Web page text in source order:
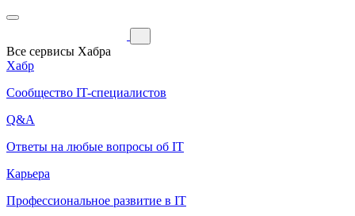
Все сервисы Хабра
Хабр
Сообщество IT-специалистов
Q&A
Ответы на любые вопросы об IT
Карьера
Профессиональное развитие в IT